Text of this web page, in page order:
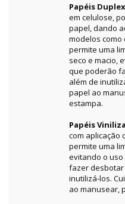
Papéis
em celulose,
papel, dando
modelos como
permite uma
seco e macio,
que poderão
além de
papel ao
estampa.
Papéis
com aplicação
permite uma
evitando o
fazer desbotar
inutilizá-los.
ao manusear,